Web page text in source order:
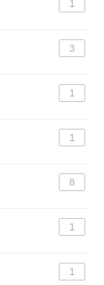
1
3
1
1
8
1
1